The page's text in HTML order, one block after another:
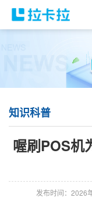
知识科普
喔刷POS机
发布时间：2026